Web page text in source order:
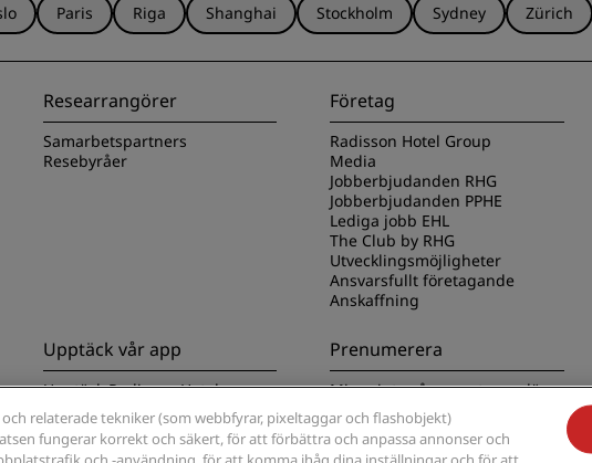
Paris Riga Shanghai Stockholm Sydney Zürich
Researrangörer
Samarbetspartners
Resebyråer
Företag
Radisson Hotel Group
Media
Jobberbjudanden RHG
Jobberbjudanden PPHE
Lediga jobb EHL
The Club by RHG
Utvecklingsmöjligheter
Ansvarsfullt företagande
Anskaffning
Upptäck vår app
Upptäck Radisson Hotels-appen
Prenumerera
Missa inte våra mest populära
erbjudanden
relaterade tekniker (som webbfyrar, pixeltaggar och flashobjekt)
fungerar korrekt och säkert, för att förbättra och anpassa annonser och